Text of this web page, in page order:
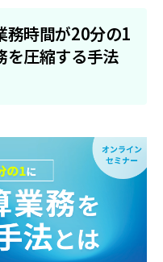
時間が20分の1
を圧縮する手法